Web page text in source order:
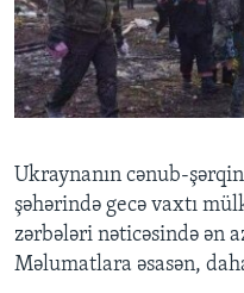
BIZI IZLƏYIN
Dillər
Ukraynanın cənub-
şəhərində gecə vaxtı
zərbələri nəticəsində ən
Məlumatlara əsasən,